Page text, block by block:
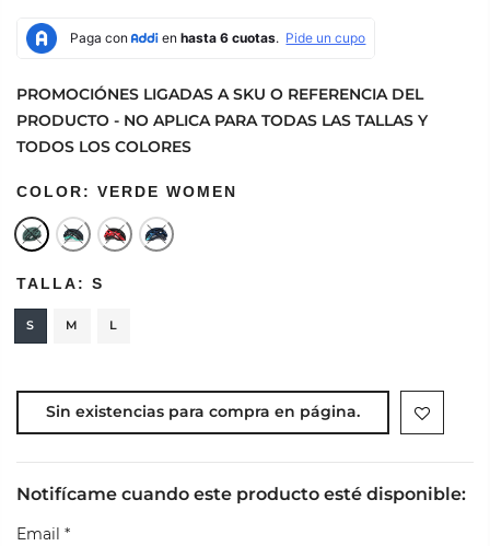
PROMOCIÓNES LIGADAS A SKU O REFERENCIA DEL
PRODUCTO - NO APLICA PARA TODAS LAS TALLAS Y
TODOS LOS COLORES
COLOR: VERDE WOMEN
TALLA: S
S M L
Sin existencias para compra en página.
Notifícame cuando este producto esté disponible:
Email *